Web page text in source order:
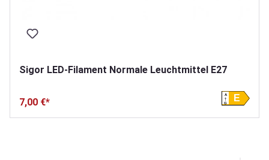
Sigor LED-Filament Normale Leuchtmittel E27
7,00 €* E
A
G